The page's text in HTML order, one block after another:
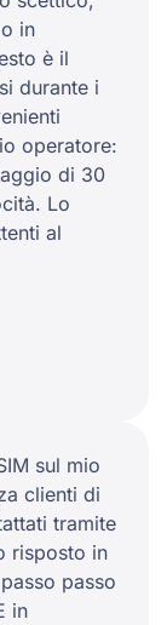
in
è il
durante i
operatore:
di 30
Lo
al
sul mio
clienti di
tramite
risposto in
passo
in